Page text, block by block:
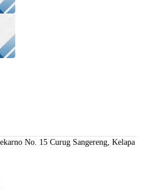
No. 15 Curug Sangereng, Kelapa